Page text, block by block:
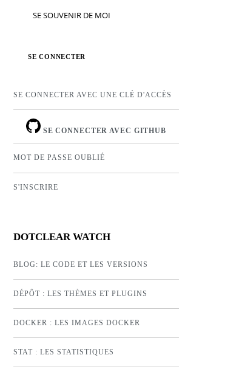
SE SOUVENIR DE MOI
SE CONNECTER AVEC UNE CLÉ D'ACCÈS
SE CONNECTER AVEC GITHUB
MOT DE PASSE OUBLIÉ
S'INSCRIRE
DOTCLEAR WATCH
BLOG: LE CODE ET LES VERSIONS
DÉPÔT : LES THÈMES ET PLUGINS
DOCKER : LES IMAGES DOCKER
STAT : LES STATISTIQUES